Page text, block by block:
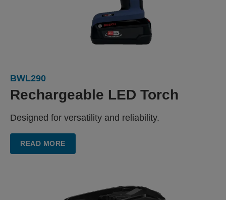
BWL290
Rechargeable LED Torch
Designed for versatility and reliability.
READ MORE